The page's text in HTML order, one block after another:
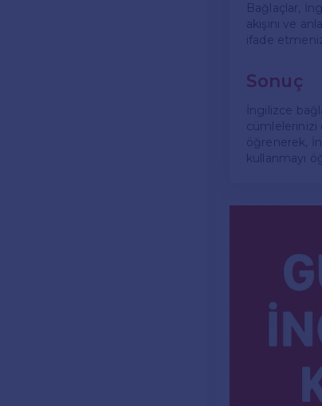
Bağlaçlar,
akışını ve
ifade
Sonuç
İngilizce
cümlelerinizi
öğrenerek,
kullanmayı